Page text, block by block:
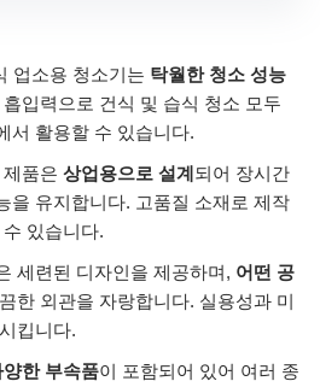
업소용 청소기는 탁월한 청소 성능
입력으로 건식 및 습식 청소 모두
서 활용할 수 있습니다.
품은 상업용으로 설계되어 장시간
을 유지합니다. 고품질 소재로 제작
있습니다.
세련된 디자인을 제공하며, 어떤 공
한 외관을 자랑합니다. 실용성과 미
킵니다.
양한 부속품이 포함되어 있어 여러 종